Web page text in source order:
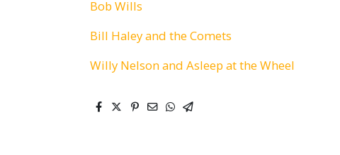
Bob Wills
Bill Haley and the Comets
Willy Nelson and Asleep at the Wheel